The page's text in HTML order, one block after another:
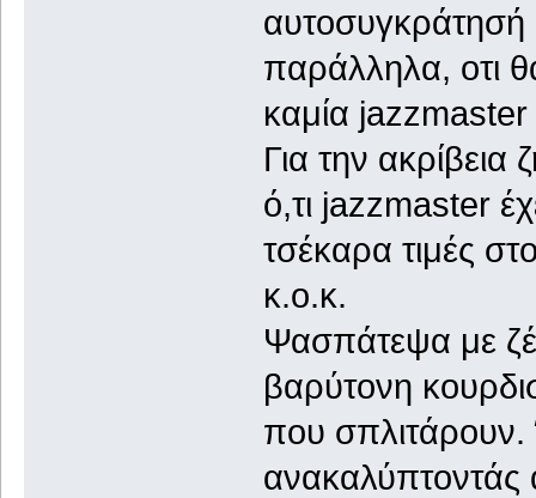
παράλληλα, οτι
καμία jazzmaster
Για την
ό,τι jazzmaster
τσέκαρα τιμές
κ.ο.κ.
Ψασπάτεψα με
βαρύτονη
που σπλιτάρουν.
ανακαλύπτοντάς